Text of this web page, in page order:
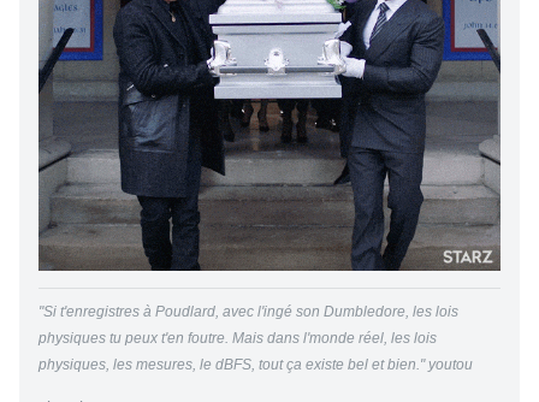
"Si t'enregistres à Poudlard, avec l'ingé son Dumbledore, les lois
physiques tu peux t'en foutre. Mais dans l'monde réel, les lois
physiques, les mesures, le dBFS, tout ça existe bel et bien." youtou